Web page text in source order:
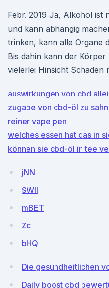
Febr. 2019 Ja, Alkohol ist
und kann abhängig
trinken, kann alle Organe
Bis dahin kann der Körper
vielerlei Hinsicht Schaden
auswirkungen von cbd
zugabe von cbd-öl zu
reiner vape pen
welches essen hat das in
können sie cbd-öl in tee
jNN
SWII
mBET
Zc
bHQ
Die gesundheitlichen
Daily boost cbd